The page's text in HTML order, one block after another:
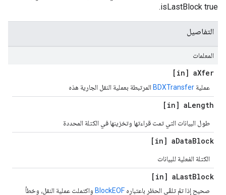
isLastBlock true.
التفاصيل
المعلمات
[in] aXfer
عملية BDXTransfer المرتبطة بعملية النقل الجارية هذه
[in] aLength
طول البيانات التي تمت قراءتها وتخزينها في الكتلة المحددة
[in] aDataBlock
الكتلة الفعلية للبيانات
[in] aLastBlock
صحيح إذا تمّ تلقّي الحظر باعتباره BlockEOF واكتملت عملية النقل، وخطأ